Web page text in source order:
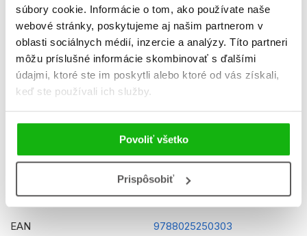
súbory cookie. Informácie o tom, ako používate naše
webové stránky, poskytujeme aj našim partnerom v
oblasti sociálnych médií, inzercie a analýzy. Títo partneri
môžu príslušné informácie skombinovať s ďalšími
údajmi, ktoré ste im poskytli alebo ktoré od vás získali,
keď ste používali ich služby.
Povoliť všetko
Prispôsobiť
Počet strán 96
K stiahnutiu Ukážka.pdf
Dátum vydania 8.10.2021
Formát
slovenčina
Minecraft - Príručky
Prekladateľ Jaroslav Brožina
EAN 9788025250303